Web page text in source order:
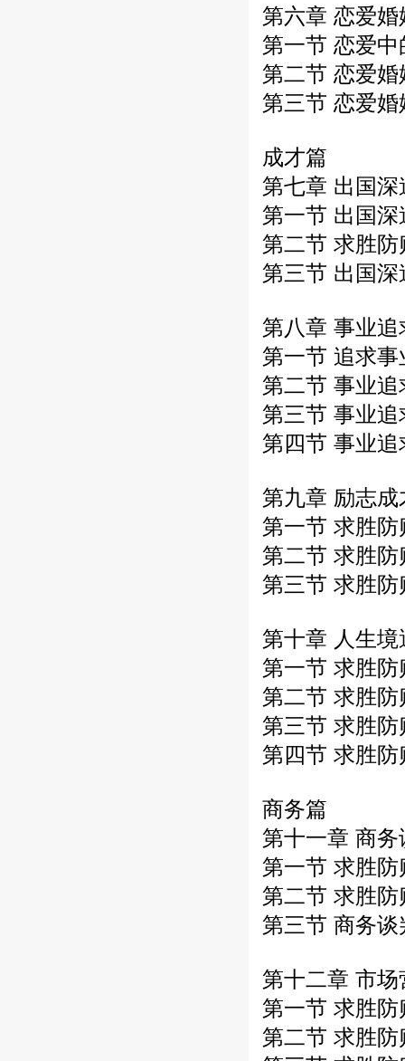
第六章 恋爱
第一节 恋爱
第二节 恋爱
第三节 恋爱
成才篇
第七章 出国
第一节 出国
第二节 求胜
第三节 出国
第八章 事业
第一节 追求
第二节 事业追
第三节 事业
第四节 事业
第九章 励志
第一节 求胜
第二节 求胜
第三节 求胜
第十章 人生
第一节 求胜
第二节 求胜
第三节 求胜
第四节 求胜
商务篇
第十一章 商
第一节 求胜
第二节 求胜
第三节 商务
第十二章 市
第一节 求胜
第二节 求胜